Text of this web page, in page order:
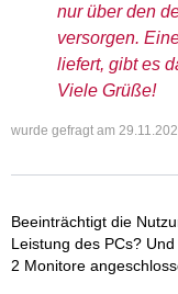
nur über den
versorgen.
liefert, gibt es
Viele Grüße!
wurde gefragt am
Beeinträchtigt die
Leistung des PCs?
2 Monitore